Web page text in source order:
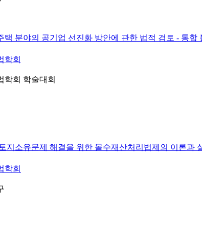
택 분야의 공기업 선진화 방안에 관한 법적 검토 - 통
학회
학회 학술대회
지소유문제 해결을 위한 몰수재산처리법제의 이론과
학회